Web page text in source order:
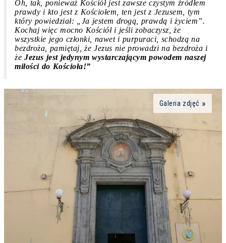
Oh, tak, ponieważ Kościół jest zawsze czystym źródłem
prawdy i kto jest z Kościołem, ten jest z Jezusem, tym
który powiedział: „Ja jestem drogą, prawdą i życiem”.
Kochaj więc mocno Kościół i jeśli zobaczysz, że
wszystkie jego członki, nawet i purpuraci, schodzą na
bezdroża, pamiętaj, że Jezus nie prowadzi na bezdroża i
że Jezus jest jedynym wystarczającym powodem naszej
miłości do Kościoła!”
Galeria zdjęć